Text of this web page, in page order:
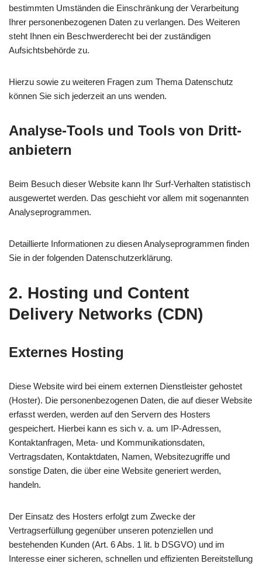
bestimmten Umständen die Einschränkung der Verarbeitung
Ihrer personenbezogenen Daten zu verlangen. Des Weiteren
steht Ihnen ein Beschwerderecht bei der zuständigen
Aufsichtsbehörde zu.
Hierzu sowie zu weiteren Fragen zum Thema Datenschutz
können Sie sich jederzeit an uns wenden.
Analyse-Tools und Tools von Dritt­
anbietern
Beim Besuch dieser Website kann Ihr Surf-Verhalten statistisch
ausgewertet werden. Das geschieht vor allem mit sogenannten
Analyseprogrammen.
Detaillierte Informationen zu diesen Analyseprogrammen finden
Sie in der folgenden Datenschutzerklärung.
2. Hosting und Content
Delivery Networks (CDN)
Externes Hosting
Diese Website wird bei einem externen Dienstleister gehostet
(Hoster). Die personenbezogenen Daten, die auf dieser Website
erfasst werden, werden auf den Servern des Hosters
gespeichert. Hierbei kann es sich v. a. um IP-Adressen,
Kontaktanfragen, Meta- und Kommunikationsdaten,
Vertragsdaten, Kontaktdaten, Namen, Websitezugriffe und
sonstige Daten, die über eine Website generiert werden,
handeln.
Der Einsatz des Hosters erfolgt zum Zwecke der
Vertragserfüllung gegenüber unseren potenziellen und
bestehenden Kunden (Art. 6 Abs. 1 lit. b DSGVO) und im
Interesse einer sicheren, schnellen und effizienten Bereitstellung